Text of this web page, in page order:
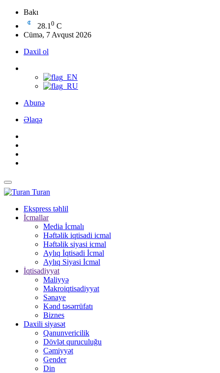
Bakı
28.1 0 C
Cümə, 7 Avqust 2026
Daxil ol
Abunə
Əlaqə
Turan
Ekspress təhlil
İcmallar
Media İcmalı
Həftəlik iqtisadi icmal
Həftəlik siyasi icmal
Aylıq İqtisadi İcmal
Aylıq Siyasi İcmal
İqtisadiyyat
Maliyyə
Makroiqtisadiyyat
Sənaye
Kənd təsərrüfatı
Biznes
Daxili siyasət
Qanunvericilik
Dövlət quruculuğu
Cəmiyyət
Gender
Din